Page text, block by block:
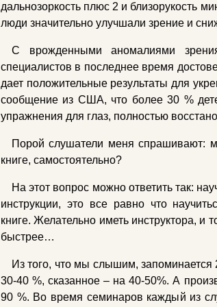
дальнозоркость плюс 2 и близорукость
люди значительно улучшали зрение и
С врожденными аномалиями
специалистов в последнее время
дает положительные результаты для
сообщение из США, что более 30 %
упражнения для глаз, полностью
Порой слушатели меня спрашивают:
книге, самостоятельно?
На этот вопрос можно ответить так:
инструкции, это все равно что
книге. Желательно иметь инструктора, и
быстрее…
Из того, что мы слышим, запоминается
30-40 %, сказанное – на 40-50%. А
90 %. Во время семинаров каждый из